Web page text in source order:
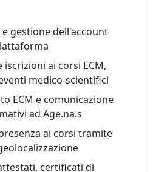
gestione dell'account
iscrizioni ai corsi ECM,
medico-scientifici
ECM e comunicazione
ad Age.na.s
ai corsi tramite
certificati di